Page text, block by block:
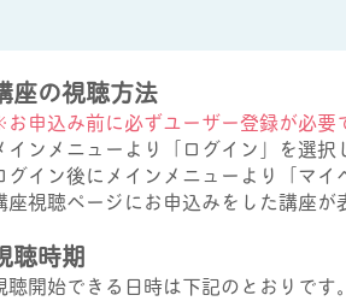
座の視聴方法
申込み前に必ずユーザー登録が必要
インメニューより「ログイン」を選
グイン後にメインメニューより「マ
座視聴ページにお申込みをした講座
聴時期
聴開始できる日時は下記のとおりで